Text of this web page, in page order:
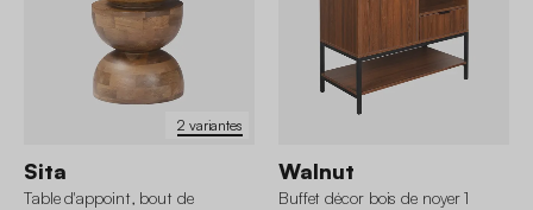
2 variantes
Sita
Table d'appoint, bout de
Walnut
Buffet décor bois de noyer 1